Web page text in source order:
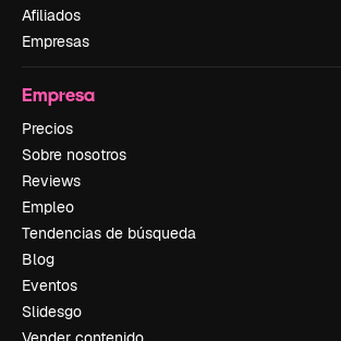
Afiliados
Empresas
Empresa
Precios
Sobre nosotros
Reviews
Empleo
Tendencias de búsqueda
Blog
Eventos
Slidesgo